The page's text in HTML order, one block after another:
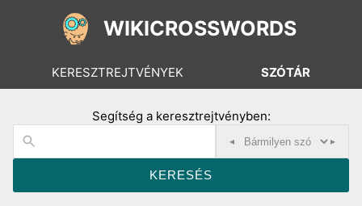
WIKICROSSWORDS
KERESZTREJTVÉNYEK SZÓTÁR
Segítség a keresztrejtvényben:
◂ ▸